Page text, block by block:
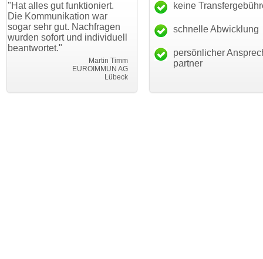
funktioniert.
war
Nachfragen
und individuell
EUROIMMUN AG
"Danke für den schnellen
Transfer und guten Service!"
Thomas Schäfer
i can eckert communication GmbH
"Ich bin
haben.
mein
keine
schnelle Abwicklung
persönlicher
partner